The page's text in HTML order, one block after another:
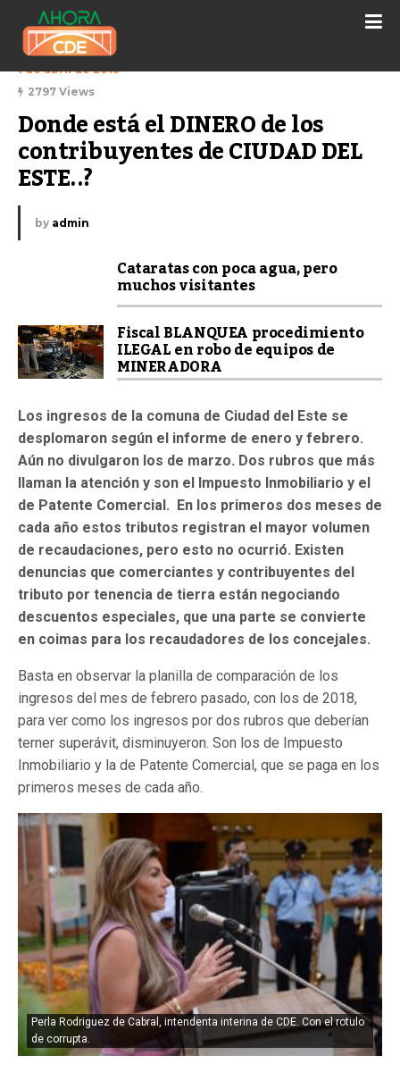
1 de abril de 2019
2797 Views
Donde está el DINERO de los
contribuyentes de CIUDAD DEL
ESTE..?
by admin
Cataratas con poca agua, pero
muchos visitantes
Fiscal BLANQUEA procedimiento
ILEGAL en robo de equipos de
MINERADORA
Los ingresos de la comuna de Ciudad del Este se
desplomaron según el informe de enero y febrero.
Aún no divulgaron los de marzo. Dos rubros que más
llaman la atención y son el Impuesto Inmobiliario y el
de Patente Comercial. En los primeros dos meses de
cada año estos tributos registran el mayor volumen
de recaudaciones, pero esto no ocurrió. Existen
denuncias que comerciantes y contribuyentes del
tributo por tenencia de tierra están negociando
descuentos especiales, que una parte se convierte
en coimas para los recaudadores de los concejales.
Basta en observar la planilla de comparación de los
ingresos del mes de febrero pasado, con los de 2018,
para ver como los ingresos por dos rubros que deberían
terner superávit, disminuyeron. Son los de Impuesto
Inmobiliario y la de Patente Comercial, que se paga en los
primeros meses de cada año.
Perla Rodriguez de Cabral, intendenta interina de CDE. Con el rotulo
de corrupta.